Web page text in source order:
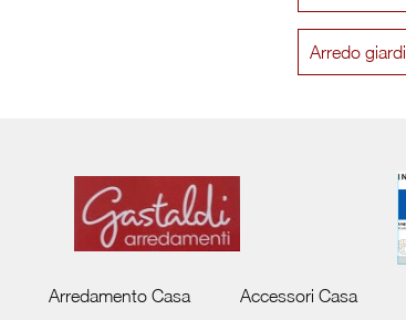
Arredo
Arredamento Casa Accessori Casa